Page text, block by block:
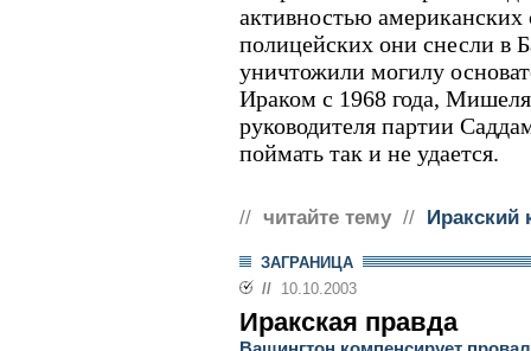
активностью
полицейских они снесли в
уничтожили могилу
Ираком с 1968 года,
руководителя партии
поймать так и не удается.
// читайте тему // Иракский
ЗАГРАНИЦА
// 10.10.2003
Иракская правда